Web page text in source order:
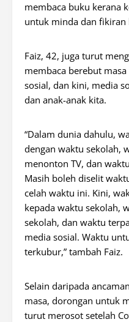
membaca buku kerana
untuk minda dan fikiran
Faiz, 42, juga turut
membaca berebut
sosial, dan kini, media
dan anak-anak kita.
“Dalam dunia dahulu,
dengan waktu sekolah,
menonton TV, dan
Masih boleh diselit
celah waktu ini. Kini,
kepada waktu sekolah,
sekolah, dan waktu
media sosial. Waktu
terkubur,” tambah Faiz.
Selain daripada
masa, dorongan untuk
turut merosot setelah